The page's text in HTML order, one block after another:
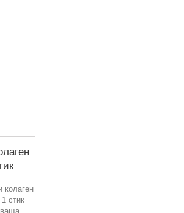
колаген
стик